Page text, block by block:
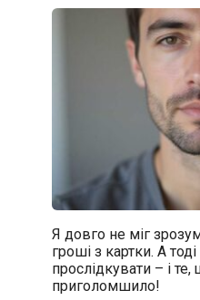
Я довго не міг
гроші з картки. А
прослідкувати – і
приголомшило!